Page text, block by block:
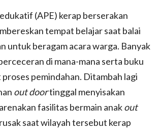
(APE) kerap berserakan
tempat belajar saat balai
untuk beragam acara warga. Banyak
di mana-mana serta buku
proses pemindahan. Ditambah lagi
out doortinggal menyisakan
fasilitas bermain anakout
saat wilayah tersebut kerap